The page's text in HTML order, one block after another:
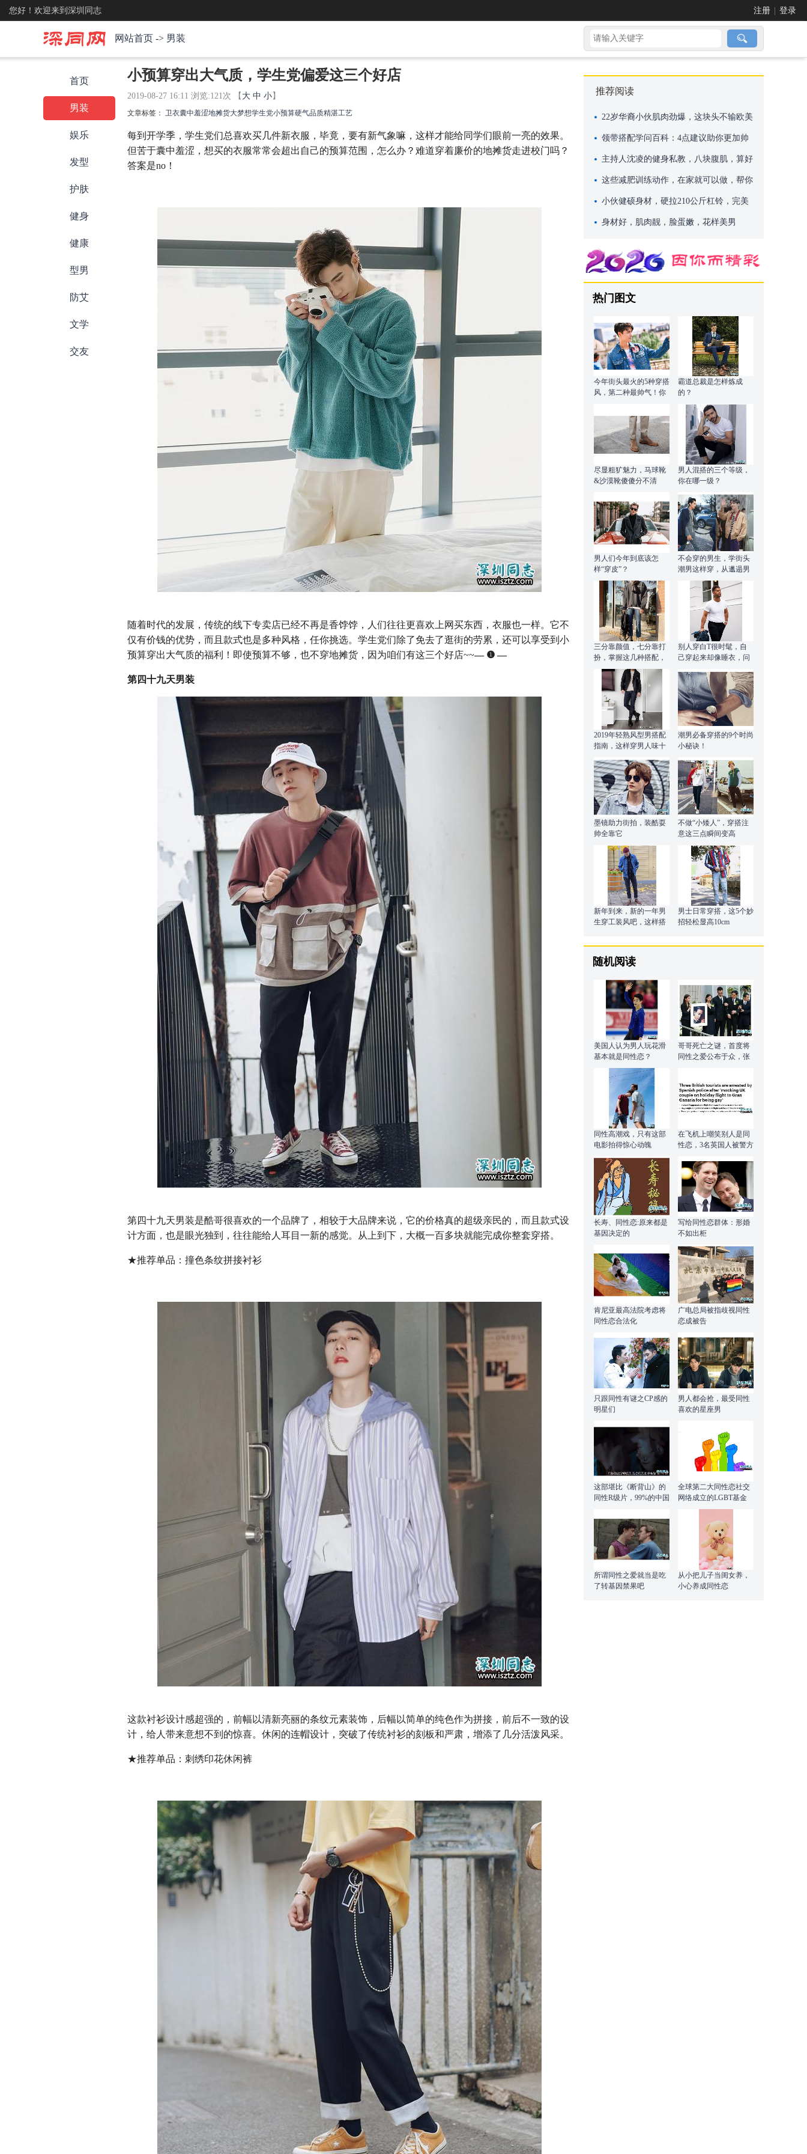
您好！欢迎来到深圳同志 注册 登录
网站首页 -> 男装
首页
男装
娱乐
发型
护肤
健身
健康
型男
防艾
文学
交友
小预算穿出大气质，学生党偏爱这三个好店
2019-08-27 16:11 浏览:121次 【 大 中 小 】
文章标签： 卫衣囊中羞涩地摊货大梦想学生党小预算硬气品质精湛工艺
每到开学季，学生党们总喜欢买几件新衣服，毕竟，要有新气象嘛，这样才能给同学们眼前一亮的效果。
但苦于囊中羞涩，想买的衣服常常会超出自己的预算范围，怎么办？难道穿着廉价的地摊货走进校门吗？
答案是no！
随着时代的发展，传统的线下专卖店已经不再是香饽饽，人们往往更喜欢上网买东西，衣服也一样。它不
仅有价钱的优势，而且款式也是多种风格，任你挑选。学生党们除了免去了逛街的劳累，还可以享受到小
预算穿出大气质的福利！即使预算不够，也不穿地摊货，因为咱们有这三个好店~~— ❶ —
第四十九天男装
第四十九天男装是酷哥很喜欢的一个品牌了，相较于大品牌来说，它的价格真的超级亲民的，而且款式设
计方面，也是眼光独到，往往能给人耳目一新的感觉。从上到下，大概一百多块就能完成你整套穿搭。
★推荐单品：撞色条纹拼接衬衫
这款衬衫设计感超强的，前幅以清新亮丽的条纹元素装饰，后幅以简单的纯色作为拼接，前后不一致的设
计，给人带来意想不到的惊喜。休闲的连帽设计，突破了传统衬衫的刻板和严肃，增添了几分活泼风采。
★推荐单品：刺绣印花休闲裤
推荐阅读
22岁华裔小伙肌肉劲爆，这块头不输欧美
巨无霸
领带搭配学问百科：4点建议助你更加帅
气
主持人沈凌的健身私教，八块腹肌，算好
吗？
这些减肥训练动作，在家就可以做，帮你
快速减肥
小伙健硕身材，硬拉210公斤杠铃，完美
身材却依然单身！
身材好，肌肉靓，脸蛋嫩，花样美男
热门图文
今年街头最火的5种穿搭
风，第二种最帅气！你
霸道总裁是怎样炼成
的？
尽显粗犷魅力，马球靴
&沙漠靴傻傻分不清
男人混搭的三个等级，
你在哪一级？
男人们今年到底该怎
样“穿皮”？
不会穿的男生，学街头
潮男这样穿，从邋遢男
变暖男
三分靠颜值，七分靠打
扮，掌握这几种搭配，
轻松应对各种场合
别人穿白T很时髦，自
己穿起来却像睡衣，问
2019年轻熟风型男搭配
指南，这样穿男人味十
潮男必备穿搭的9个时尚
小秘诀！
墨镜助力街拍，装酷耍
帅全靠它
不做“小矮人”，穿搭注
意这三点瞬间变高
新年到来，新的一年男
生穿工装风吧，这样搭
男士日常穿搭，这5个妙
招轻松显高10cm
随机阅读
美国人认为男人玩花滑
基本就是同性恋？
哥哥死亡之谜，首度将
同性之爱公布于众，张
同性高潮戏，只有这部
电影拍得惊心动魄
在飞机上嘲笑别人是同
性恋，3名英国人被警方
长寿、同性恋:原来都是
基因决定的
写给同性恋群体：形婚
不如出柜
肯尼亚最高法院考虑将
同性恋合法化
广电总局被指歧视同性
恋成被告
只跟同性有谜之CP感的
明星们
男人都会抢，最受同性
喜欢的星座男
这部堪比《断背山》的
同性R级片，99%的中国
全球第二大同性恋社交
网络成立的LGBT基金
会正计划进行ICO
所谓同性之爱就当是吃
了转基因禁果吧
从小把儿子当闺女养，
小心养成同性恋